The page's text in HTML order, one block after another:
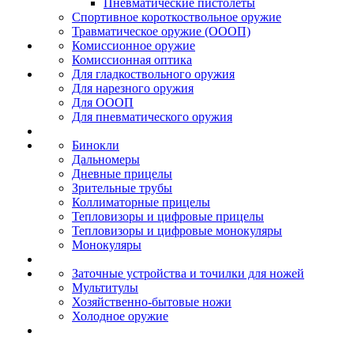
Пневматические пистолеты
Спортивное короткоствольное оружие
Травматическое оружие (ОООП)
Комиссионное оружие
Комиссионная оптика
Для гладкоствольного оружия
Для нарезного оружия
Для ОООП
Для пневматического оружия
Бинокли
Дальномеры
Дневные прицелы
Зрительные трубы
Коллиматорные прицелы
Тепловизоры и цифровые прицелы
Тепловизоры и цифровые монокуляры
Монокуляры
Заточные устройства и точилки для ножей
Мультитулы
Хозяйственно-бытовые ножи
Холодное оружие